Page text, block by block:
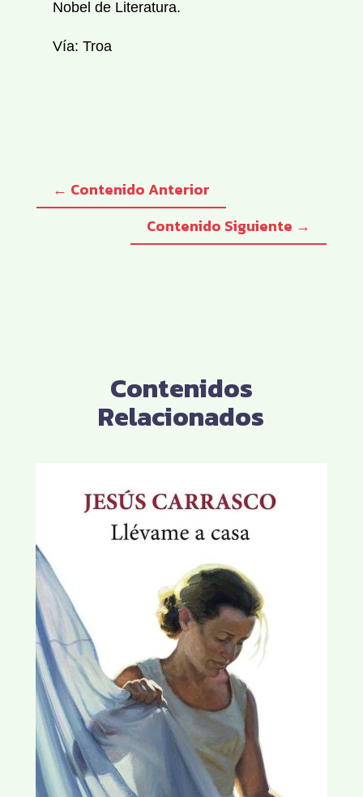
Nobel de Literatura.
Vía: Troa
← Contenido Anterior
Contenido Siguiente →
Contenidos
Relacionados